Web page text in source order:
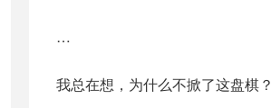
…
我总在想，为什么不掀了这盘棋？